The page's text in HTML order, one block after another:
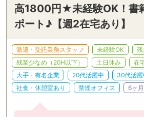
高1800円★未経験OK！書
ポート♪【週2在宅あり】
派遣・受託業務スタッフ 未経験OK
残
残業少なめ（20H以下）
土日休み
在
大手・有名企業
20代活躍中 30代活躍
社食・休憩室あり
禁煙オフィス 6ヶ